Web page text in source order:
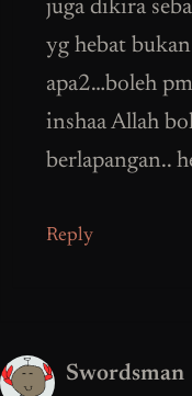
juga dikira
yg hebat
apa2…boleh
inshaa Allah
berlapangan..
Reply
Swordsman